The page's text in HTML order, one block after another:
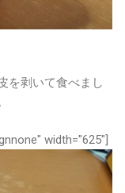
を剥いて食べまし
width="625"]